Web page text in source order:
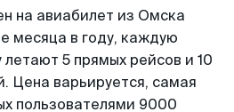
на авиабилет из Омска
месяца в году, каждую
5 прямых рейсов и 10
Цена варьируется, самая
пользователями 9000